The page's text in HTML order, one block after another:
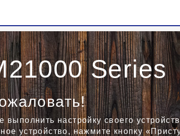
Series
выполнить настройку своего
устройство, нажмите кнопку